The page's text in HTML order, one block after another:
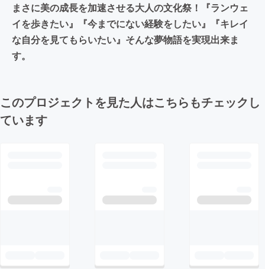
まさに美の成長を加速させる大人の文化祭！『ランウェ
イを歩きたい』『今までにない経験をしたい』『キレイ
な自分を見てもらいたい』そんな夢物語を実現出来ま
す。
このプロジェクトを見た人はこちらもチェックし
ています